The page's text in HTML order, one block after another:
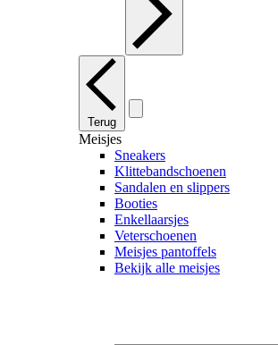
Terug
Meisjes
Sneakers
Klittebandschoenen
Sandalen en slippers
Booties
Enkellaarsjes
Veterschoenen
Meisjes pantoffels
Bekijk alle meisjes